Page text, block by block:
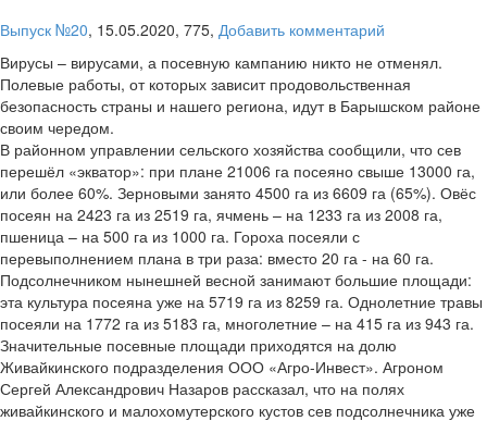
Выпуск №20, 15.05.2020, 775, Добавить комментарий
Вирусы – вирусами, а посевную кампанию никто не отменял.
Полевые работы, от которых зависит продовольственная
безопасность страны и нашего региона, идут в Барышском районе
своим чередом.
В районном управлении сельского хозяйства сообщили, что сев
перешёл «экватор»: при плане 21006 га посеяно свыше 13000 га,
или более 60%. Зерновыми занято 4500 га из 6609 га (65%). Овёс
посеян на 2423 га из 2519 га, ячмень – на 1233 га из 2008 га,
пшеница – на 500 га из 1000 га. Гороха посеяли с
перевыполнением плана в три раза: вместо 20 га - на 60 га.
Подсолнечником нынешней весной занимают большие площади:
эта культура посеяна уже на 5719 га из 8259 га. Однолетние травы
посеяли на 1772 га из 5183 га, многолетние – на 415 га из 943 га.
Значительные посевные площади приходятся на долю
Живайкинского подразделения ООО «Агро-Инвест». Агроном
Сергей Александрович Назаров рассказал, что на полях
живайкинского и малохомутерского кустов сев подсолнечника уже